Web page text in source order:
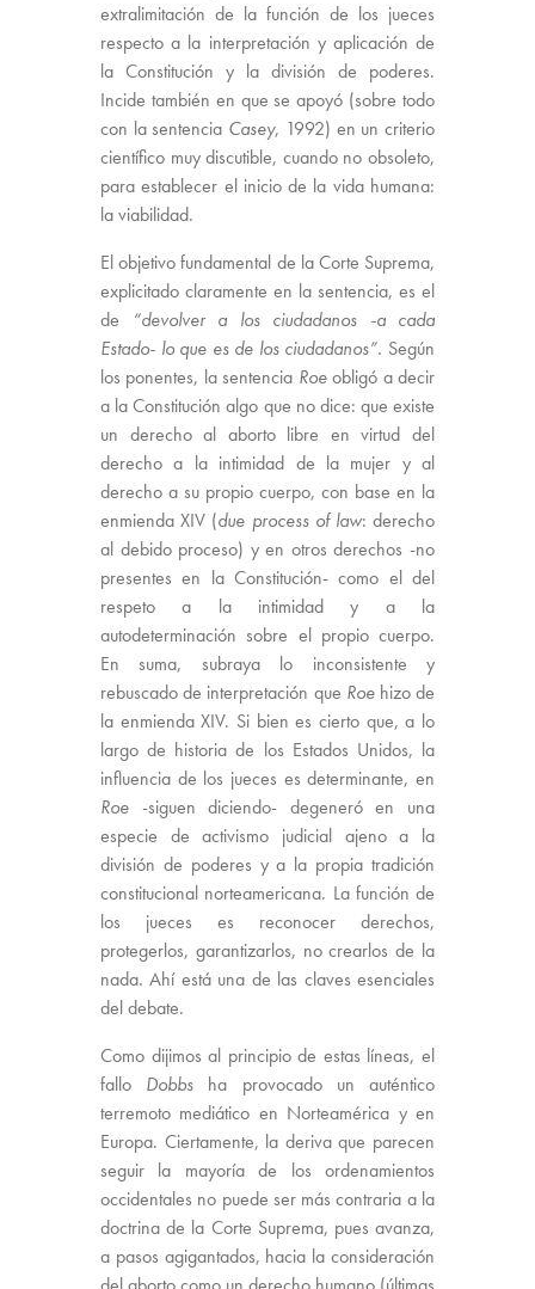
extralimitación de la función de los jueces
respecto a la interpretación y aplicación de
la Constitución y la división de poderes.
Incide también en que se apoyó (sobre todo
con la sentencia Casey, 1992) en un criterio
científico muy discutible, cuando no obsoleto,
para establecer el inicio de la vida humana:
la viabilidad.
El objetivo fundamental de la Corte Suprema,
explicitado claramente en la sentencia, es el
de
“devolver a los ciudadanos -a cada
Estado- lo que es de los ciudadanos”. Según
los ponentes, la sentencia Roeobligó a decir
a la Constitución algo que no dice: que existe
un derecho al aborto libre en virtud del
derecho a la intimidad de la mujer y al
derecho a su propio cuerpo, con base en la
enmienda XIV (due process of law: derecho
al debido proceso) y en otros derechos -no
presentes en la Constitución- como el del
respeto a la intimidad y a la
autodeterminación sobre el propio cuerpo.
En suma, subraya lo inconsistente y
rebuscado de interpretación que Roehizo de
la enmienda XIV. Si bien es cierto que, a lo
largo de historia de los Estados Unidos, la
influencia de los jueces es determinante, en
Roe -siguen diciendo- degeneró en una
especie de activismo judicial ajeno a la
división de poderes y a la propia tradición
constitucional norteamericana. La función de
los jueces es reconocer derechos,
protegerlos, garantizarlos, no crearlos de la
nada. Ahí está una de las claves esenciales
del debate.
Como dijimos al principio de estas líneas, el
fallo Dobbs ha provocado un auténtico
terremoto mediático en Norteamérica y en
Europa. Ciertamente, la deriva que parecen
seguir la mayoría de los ordenamientos
occidentales no puede ser más contraria a la
doctrina de la Corte Suprema, pues avanza,
a pasos agigantados, hacia la consideración